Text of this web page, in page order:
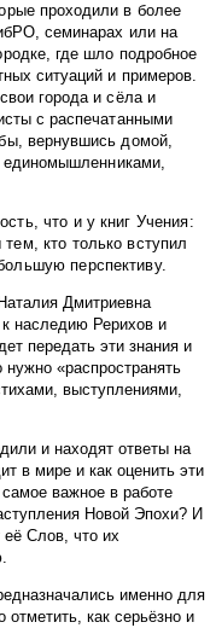
проходили в более
семинарах или на
где шло подробное
ситуаций и примеров.
города и сёла и
с распечатанными
вернувшись домой,
единомышленниками,
что и у книг Учения:
кто только вступил
перспективу.
Дмитриевна
наследию Рерихов и
передать эти знания и
«распространять
выступлениями,
и находят ответы на
в мире и как оценить эти
важное в работе
Новой Эпохи? И
Слов, что их
именно для
как серьёзно и